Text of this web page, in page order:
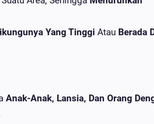
Yang Tinggi Atau Berada
Anak-Anak, Lansia, Dan Orang